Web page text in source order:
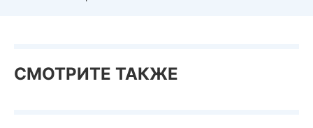
СМОТРИТЕ ТАКЖЕ